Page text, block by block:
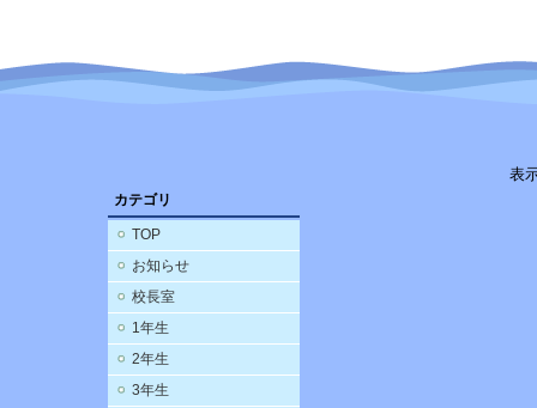
カテゴリ
TOP
お知らせ
校長室
1年生
2年生
3年生
表